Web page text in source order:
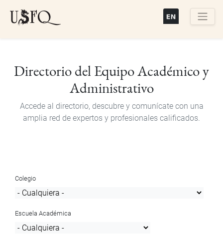
Directorio del Equipo Académico y
Administrativo
Accede al directorio, descubre y comunícate con una
amplia red de expertos y profesionales calificados.
Colegio
Escuela Académica